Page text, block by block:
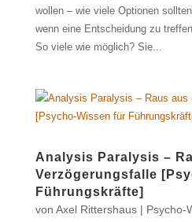
wollen – wie viele Optionen
wenn eine Entscheidung zu
So viele wie möglich? Sie...
Analysis Paralysis –
Verzögerungsfalle
Führungskräfte]
von Axel Rittershaus| Psycho-